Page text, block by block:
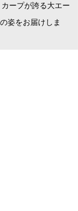
ープが誇る大エー
姿をお届けしま